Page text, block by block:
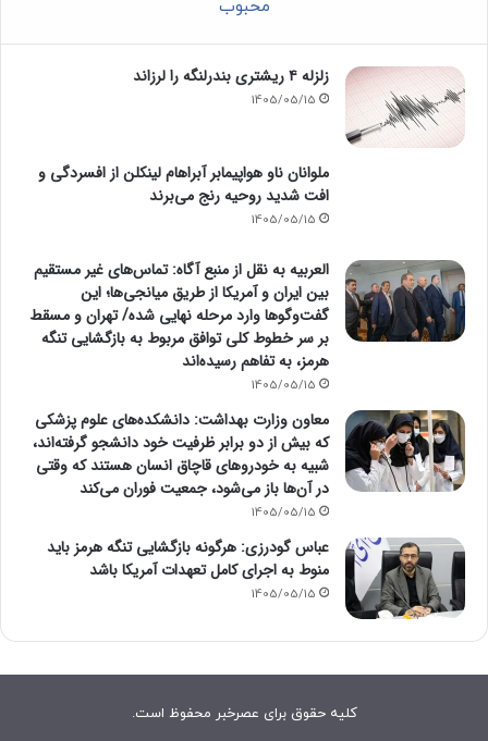
محبوب
زلزله ۴ ریشتری بندرلنگه را لرزاند
1405/05/15
ملوانان ناو هواپیمابر آبراهام لینکلن از افسردگی و
افت شدید روحیه رنج می‌برند
1405/05/15
العربیه به نقل از منبع آگاه: تماس‌های غیر مستقیم
بین ایران و آمریکا از طریق میانجی‌ها؛ این
گفت‌و‌گو‌ها وارد مرحله نهایی شده/ تهران و مسقط
بر سر خطوط کلی توافق مربوط به بازگشایی تنگه
هرمز، به تفاهم رسیده‌اند
1405/05/15
معاون وزارت بهداشت: دانشکده‌های علوم پزشکی
که بیش از دو برابر ظرفیت خود دانشجو گرفته‌اند،
شبیه به خودرو‌های قاچاق انسان هستند که وقتی
در آن‌ها باز می‌شود، جمعیت فوران می‌کند
1405/05/15
عباس گودرزی: هرگونه بازگشایی تنگه هرمز باید
منوط به اجرای کامل تعهدات آمریکا باشد
1405/05/15
کلیه حقوق برای عصرخبر محفوظ است.